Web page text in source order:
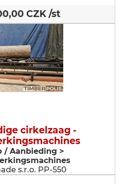
CZK /st
cirkelzaag -
/ Aanbieding >
s.r.o. PP-550